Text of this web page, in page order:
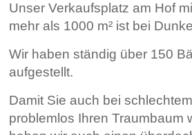
Unser Verkaufsplatz am Hof
mehr als 1000 m² ist bei
Wir haben ständig über 150
aufgestellt.
Damit Sie auch bei
problemlos Ihren Traumbaum